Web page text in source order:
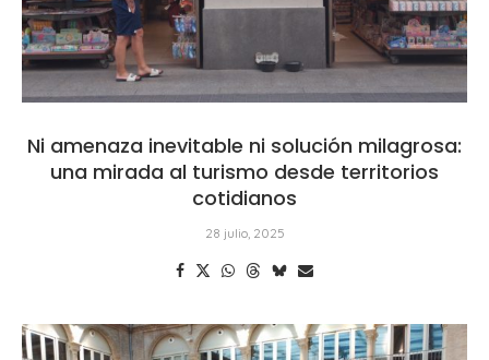
Ni amenaza inevitable ni solución milagrosa:
una mirada al turismo desde territorios
cotidianos
28 julio, 2025